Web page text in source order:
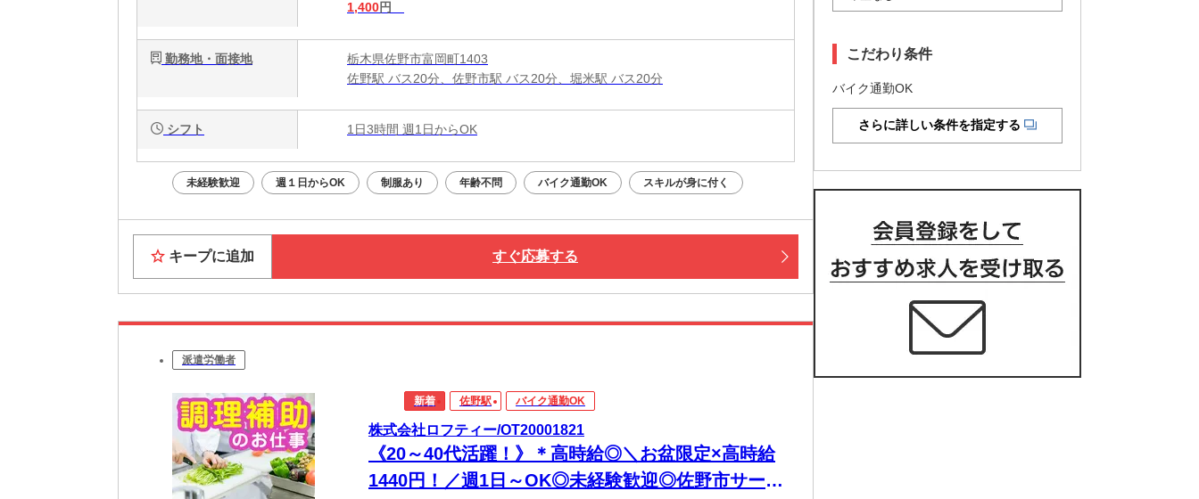
1,400円
勤務地・面接地
栃木県佐野市富岡町1403
佐野駅 バス20分、佐野市駅 バス20分、堀米駅 バス20分
シフト 1日3時間 週1日からOK
未経験歓迎 週１日からOK 制服あり 年齢不問 バイク通勤OK スキルが身に付く
キープに追加 すぐ応募する
派遣労働者
新着 佐野駅 バイク通勤OK
株式会社ロフティー/OT20001821
《20～40代活躍！》＊高時給◎＼お盆限定×高時給
1440円！／週1日～OK◎未経験歓迎◎佐野市サービ
こだわり条件
バイク通勤OK
さらに詳しい条件を指定する